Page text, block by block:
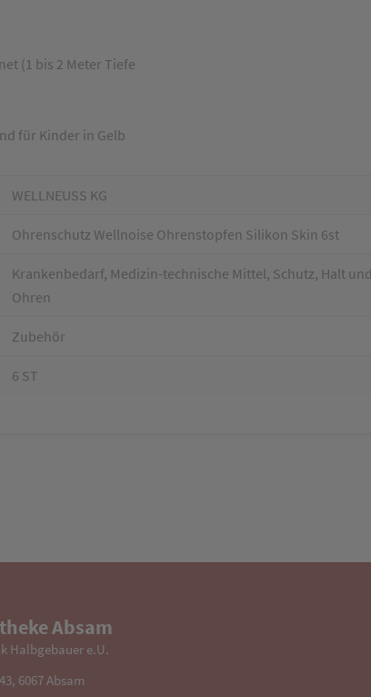
(1 bis 2 Meter Tiefe
für Kinder in Gelb
WELLNEUSS KG
Ohrenschutz Wellnoise Ohrenstopfen Silikon Skin 6st
Krankenbedarf, Medizin-technische Mittel, Schutz, Halt
Ohren
Zubehör
6 ST
Absam
Halbgebauer e.U.
6067 Absam